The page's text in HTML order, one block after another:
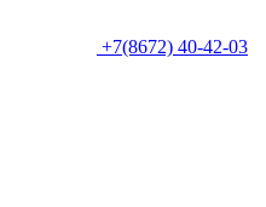
+7(8672) 40-42-03